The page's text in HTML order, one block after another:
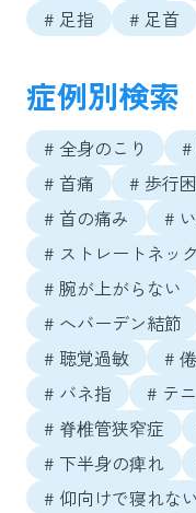
# 足指
# 足首
症例別検索
# 全身のこり #
# 首痛
# 歩行
# 首の痛み
#
# ストレートネック
# 腕が上がらない
# へバーデン結節
# 聴覚過敏
#
# バネ指
# テ
# 脊椎管狭窄症
# 下半身の痺れ
# 仰向けで寝れない